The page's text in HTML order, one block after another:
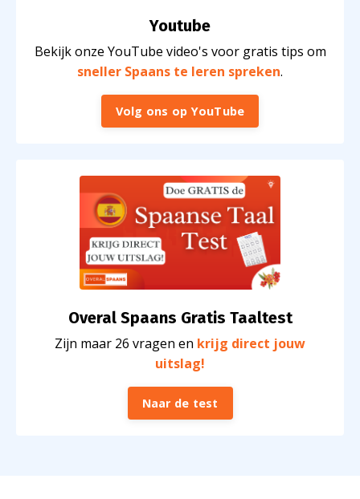
Youtube
Bekijk onze YouTube video's voor gratis tips om
sneller Spaans te leren spreken.
Volg ons op YouTube
Overal Spaans Gratis Taaltest
Zijn maar 26 vragen en krijg direct jouw
uitslag!
Naar de test